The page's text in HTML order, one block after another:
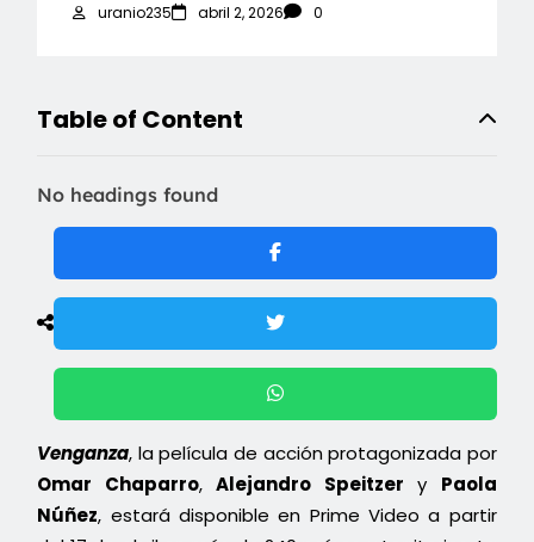
uranio235 abril 2, 2026 0
Table of Content
No headings found
Venganza, la película de acción protagonizada por
Omar Chaparro,Alejandro Speitzer y Paola
Núñez, estará disponible en Prime Video a partir